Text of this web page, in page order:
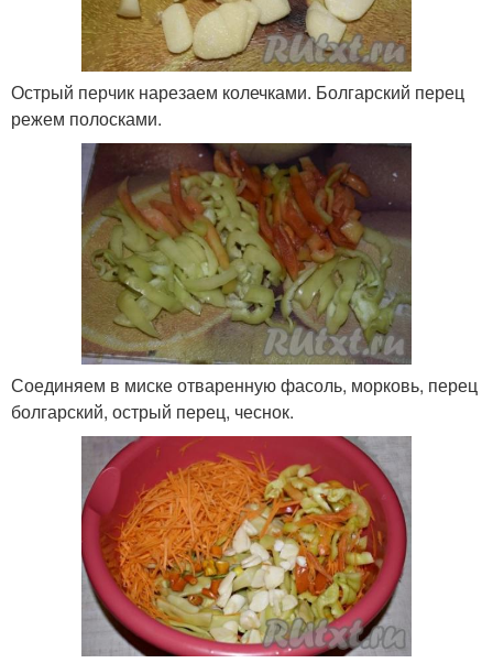
Острый перчик нарезаем колечками. Болгарский перец
режем полосками.
Соединяем в миске отваренную фасоль, морковь, перец
болгарский, острый перец, чеснок.